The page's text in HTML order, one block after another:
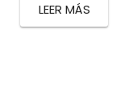
LEER MÁS